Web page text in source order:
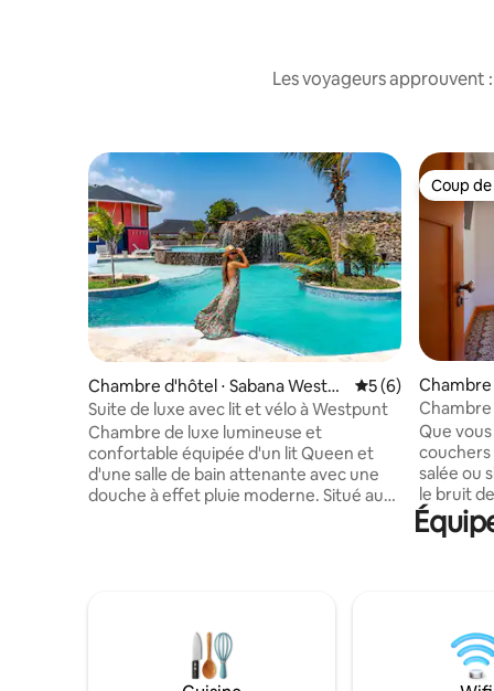
Les voyageurs
Chambre d'hôtel ⋅ Sabana Westp
unt
Évaluation
5 (6)
Suite de luxe avec lit et vélo à Westpunt
Chambre de luxe lumineuse et
confortable équipée d'un lit Queen et
d'une salle de bain attenante avec une
douche à effet pluie moderne. Situé au
télévision connectée, d'un coffre-fort et
d'un grand placard et d'un tiroir. Situé à
Westpunt et à distance de marche de la
Coup
Coup
Chambre
Chambre
côtière
Que
couchers
salée ou
le bruit
vous : • Vue sur l'océan à couper le
intelligente
paisible